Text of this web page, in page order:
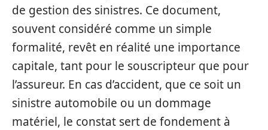
de gestion des sinistres. Ce document,
souvent considéré comme un simple
formalité, revêt en réalité une importance
capitale, tant pour le souscripteur que pour
l’assureur. En cas d’accident, que ce soit un
sinistre automobile ou un dommage
matériel, le constat sert de fondement à